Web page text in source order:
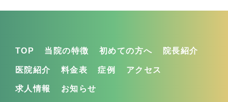
TOP 当院の特徴 初めての方へ 院長紹介
医院紹介 料金表 症例 アクセス
求人情報 お知らせ